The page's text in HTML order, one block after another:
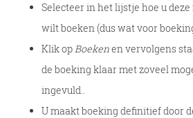
Selecteer in het lijstje hoe u
wilt boeken (dus wat voor
Klik opBoekenen vervolgens
de boeking klaar met zoveel
ingevuld..
U maakt boeking definitief door